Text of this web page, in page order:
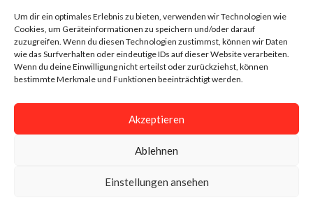
Um dir ein optimales Erlebnis zu bieten, verwenden wir Technologien wie
Cookies, um Geräteinformationen zu speichern und/oder darauf
zuzugreifen. Wenn du diesen Technologien zustimmst, können wir Daten
wie das Surfverhalten oder eindeutige IDs auf dieser Website verarbeiten.
Wenn du deine Einwilligung nicht erteilst oder zurückziehst, können
bestimmte Merkmale und Funktionen beeinträchtigt werden.
Akzeptieren
Ablehnen
Einstellungen ansehen
Anmelden
Eintrags-Feed
Kommentar-Feed
Impressum
Cookie-Richtlinie (EU)